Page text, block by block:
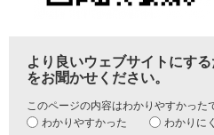
より良いウェブサイトにす
をお聞かせください。
このページの内容はわかりやすかった
わかりやすかった
わかりに